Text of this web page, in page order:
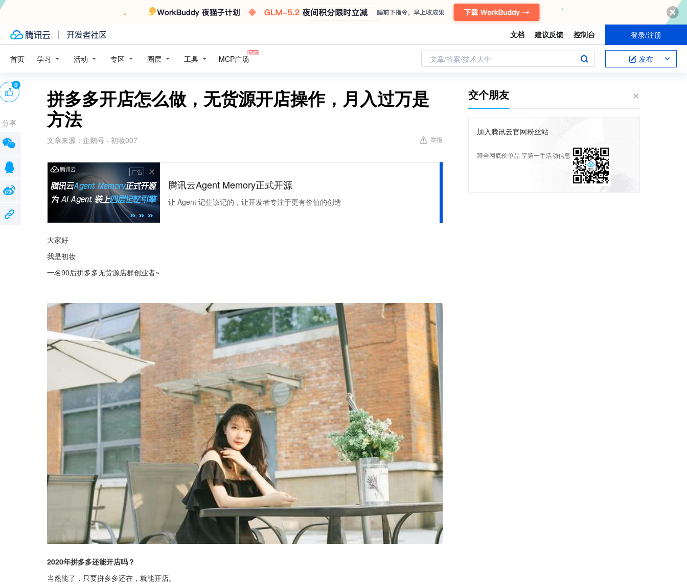
文档 建议反馈 控制台 登录/注册
首页 学习 活动 专区 圈层 工具 MCP广场 文章/答案/技术大牛 发布
拼多多开店怎么做，无货源开店操作，月入过万是
方法
文章来源： 企鹅号 - 初妆007 举报
广告
腾讯云Agent Memory正式开源
让 Agent 记住该记的，让开发者专注于更有价值的创造
大家好
我是初妆
一名90后拼多多无货源店群创业者~
2020年拼多多还能开店吗？
当然能了，只要拼多多还在，就能开店。
0
分享
交个朋友
加入腾讯云官网粉丝站
蹲全网底价单品 享第一手活动信息